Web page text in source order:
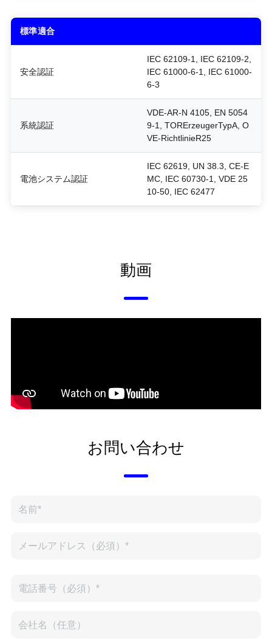
標準適合
安全認証
IEC 62109-1, IEC 62109-2,
IEC 61000-6-1, IEC 61000-
6-3
系統認証
VDE-AR-N 4105, EN 5054
9-1, TORErzeugerTypA, O
VE-RichtlinieR25
電池システム認証
IEC 62619, UN 38.3, CE-E
MC, IEC 60730-1, VDE 25
10-50, IEC 62477
動画
お問い合わせ